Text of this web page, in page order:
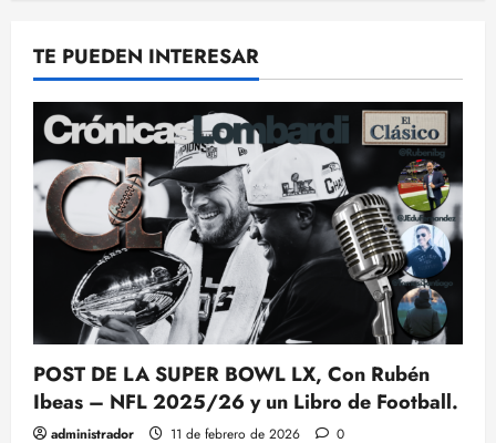
TE PUEDEN INTERESAR
POST DE LA SUPER BOWL LX, Con Rubén
Ibeas – NFL 2025/26 y un Libro de Football.
administrador 11 de febrero de 2026 0